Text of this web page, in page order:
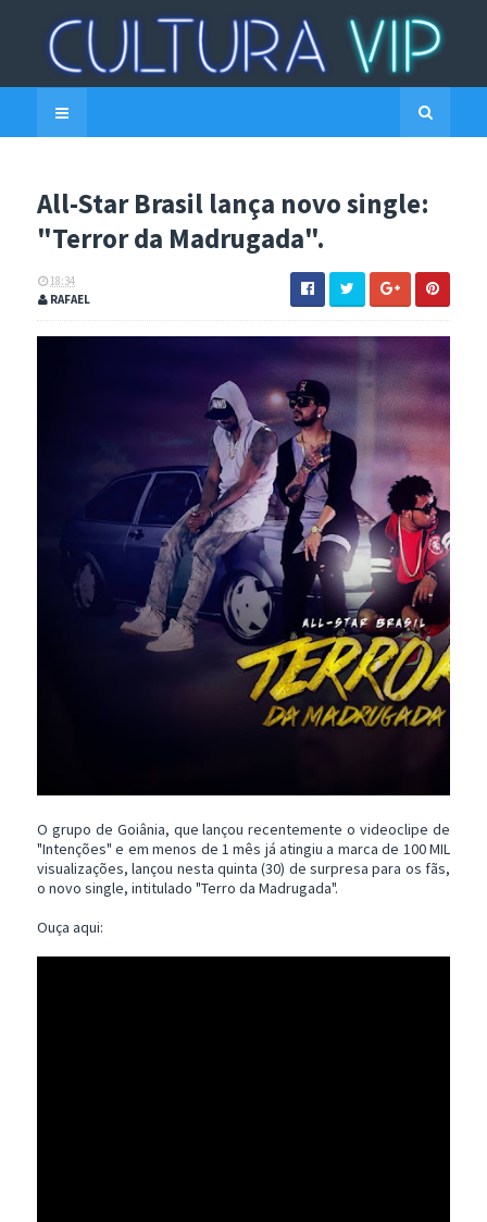
All-Star Brasil lança novo single:
"Terror da Madrugada".
18:34
RAFAEL
O grupo de Goiânia, que lançou recentemente o videoclipe de
"Intenções" e em menos de 1 mês já atingiu a marca de 100 MIL
visualizações, lançou nesta quinta (30) de surpresa para os fãs,
o novo single, intitulado "Terro da Madrugada".
Ouça aqui: